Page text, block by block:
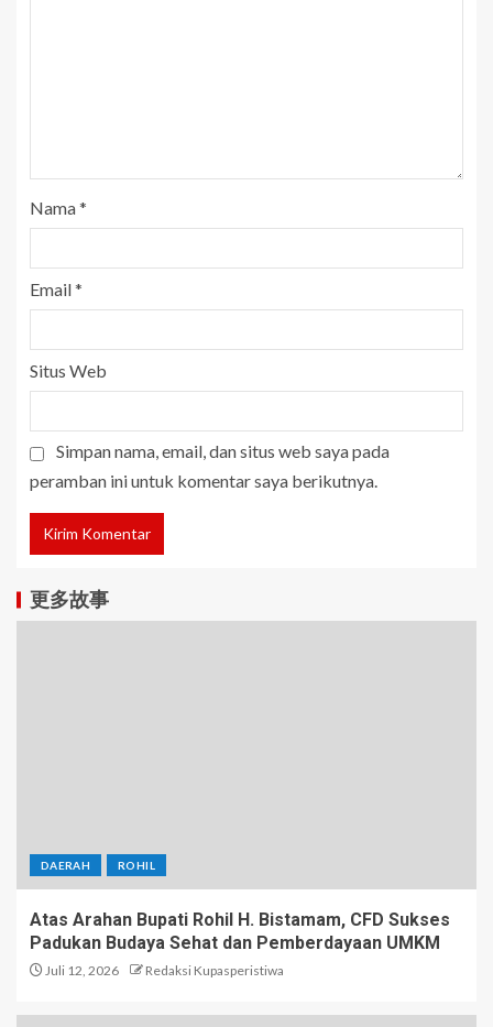
Nama*
Email*
Situs Web
Simpan nama, email, dan situs web saya pada
peramban ini untuk komentar saya berikutnya.
更多故事
DAERAH ROHIL
Atas Arahan Bupati Rohil H. Bistamam, CFD Sukses
Padukan Budaya Sehat dan Pemberdayaan UMKM
Juli 12, 2026 Redaksi Kupasperistiwa